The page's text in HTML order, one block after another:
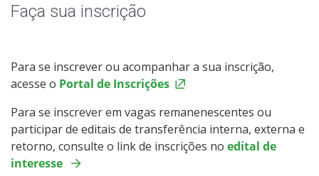
Educação a Distância
Todos os cursos
Processo de Inscrição
Resultados
Faça sua inscrição
Para se inscrever ou acompanhar a sua inscrição,
acesse o Portal de Inscrições
Para se inscrever em vagas remanenescentes ou
participar de editais de transferência interna, externa e
retorno, consulte o link de inscrições no edital de
interesse